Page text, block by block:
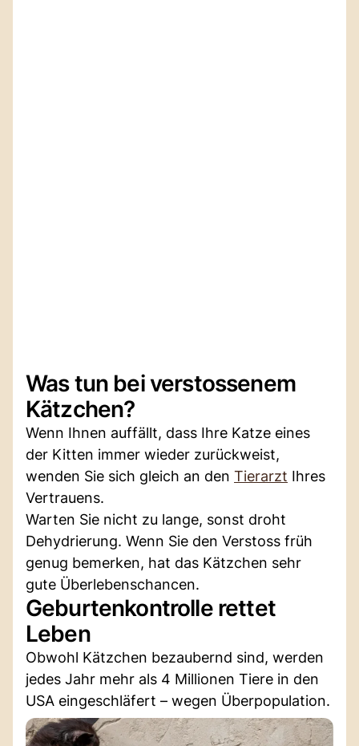
Was tun bei verstossenem
Kätzchen?
Wenn Ihnen auffällt, dass Ihre Katze eines
der Kitten immer wieder zurückweist,
wenden Sie sich gleich an den Tierarzt Ihres
Vertrauens.
Warten Sie nicht zu lange, sonst droht
Dehydrierung. Wenn Sie den Verstoss früh
genug bemerken, hat das Kätzchen sehr
gute Überlebenschancen.
Geburtenkontrolle rettet
Leben
Obwohl Kätzchen bezaubernd sind, werden
jedes Jahr mehr als 4 Millionen Tiere in den
USA eingeschläfert – wegen Überpopulation.